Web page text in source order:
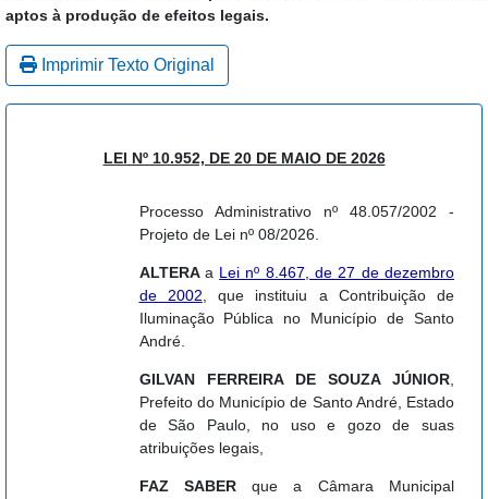
aptos à produção de efeitos legais.
Imprimir Texto Original
LEI Nº 10.952, DE 20 DE MAIO DE 2026
Processo Administrativo nº 48.057/2002 -
Projeto de Lei nº 08/2026.
ALTERA a Lei nº 8.467, de 27 de dezembro
de 2002 , que instituiu a Contribuição de
Iluminação Pública no Município de Santo
André.
GILVAN FERREIRA DE SOUZA JÚNIOR
Prefeito do Município de Santo André, Estado
de São Paulo, no uso e gozo de suas
atribuições legais,
FAZ SABERque a Câmara Municipal